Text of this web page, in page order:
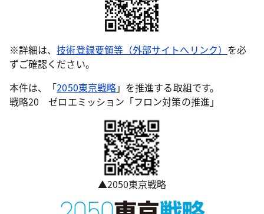
※詳細は、技術登録要領等（外部サイトへリンク） を必
ずご確認ください。
本件は、「2050東京戦略」を推進する取組です。
戦略20 ゼロエミッション「フロン対策の推進」
▲2050東京戦略